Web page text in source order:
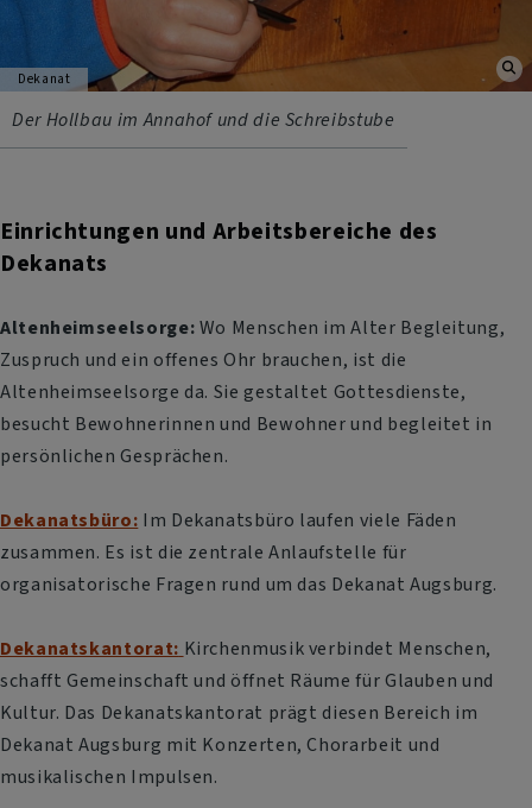
Dekanat
Der Hollbau im Annahof und die Schreibstube
Einrichtungen und Arbeitsbereiche des
Dekanats
Altenheimseelsorge:Wo Menschen im Alter Begleitung,
Zuspruch und ein offenes Ohr brauchen, ist die
Altenheimseelsorge da. Sie gestaltet Gottesdienste,
besucht Bewohnerinnen und Bewohner und begleitet in
persönlichen Gesprächen.
Dekanatsbüro: Im Dekanatsbüro laufen viele Fäden
zusammen. Es ist die zentrale Anlaufstelle für
organisatorische Fragen rund um das Dekanat Augsburg.
Dekanatskantorat: Kirchenmusik verbindet Menschen,
schafft Gemeinschaft und öffnet Räume für Glauben und
Kultur. Das Dekanatskantorat prägt diesen Bereich im
Dekanat Augsburg mit Konzerten, Chorarbeit und
musikalischen Impulsen.